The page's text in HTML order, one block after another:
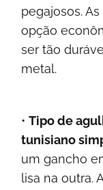
pegajosos. As
opção
ser tão
metal.
Tipo de
tunisiano
um gancho
lisa na outra.